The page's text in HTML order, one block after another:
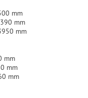
mm
mm
mm
mm
mm
mm